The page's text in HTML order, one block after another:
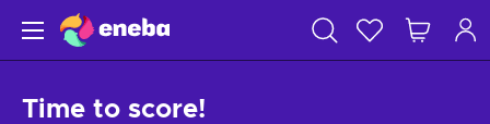
Time to score!